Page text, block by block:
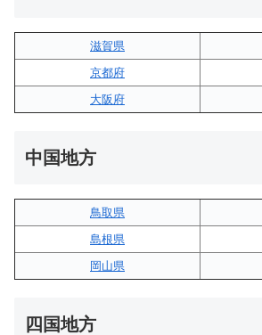
滋賀県
京都府
大阪府
中国地方
鳥取県
島根県
岡山県
四国地方